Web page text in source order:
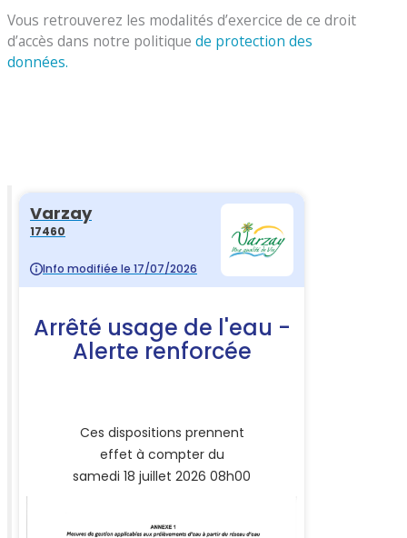
Vous retrouverez les modalités d’exercice de ce droit
d’accès dans notre politiquede protection des
données.